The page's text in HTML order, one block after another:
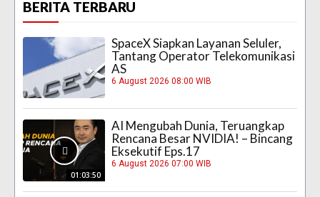
BERITA TERBARU
SpaceX Siapkan Layanan Seluler,
Tantang Operator Telekomunikasi
AS
6 August 2026 08:00 WIB
01:03:50
AI Mengubah Dunia, Teruangkap
Rencana Besar NVIDIA! – Bincang
Eksekutif Eps.17
6 August 2026 07:00 WIB